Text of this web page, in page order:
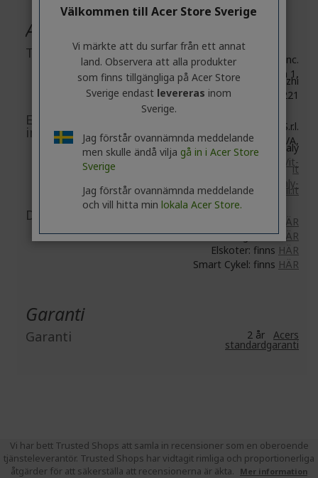
Allmän produktsäkerhet
Tillverkarinformation
Acer Inc.
8F, No. 88, Section 1,
Xin Tai 5th Road, Xizhi
New Taipei City 221
EU-ansvarig person/EU-
importör
Acer Italy S.r.l.
Viale delle Industrie 1/A,
20044 Arese (MI), Italy
https://www.acer.com/it-
it
E-mail:
acer-italy-
srl@legalmail.it
Dokument-/bildsäkerhet
HÄR
Anslutning: finnsHÄR
Elskoter: finns HÄR
Smart Cykel: finns HÄR
Garanti
Garanti 2 år Acers
standardgaranti
Vi har bett Trusted Shops att samla in recensioner som en oberoende
tjänsteleverantör. Trusted Shops har vidtagit rimliga och proportionerliga
åtgärder för att säkerställa att recensionerna är äkta.
Mer information
Välkommen till Acer Store Sverige
Vi märkte att du surfar från ett annat
land. Observera att alla produkter
som finns tillgängliga på Acer Store
Sverige endast levereras inom
Sverige.
Jag förstår ovannämnda meddelande
men skulle ändå vilja gå in i Acer Store
Sverige
Jag förstår ovannämnda meddelande
och vill hitta min lokala Acer Store.